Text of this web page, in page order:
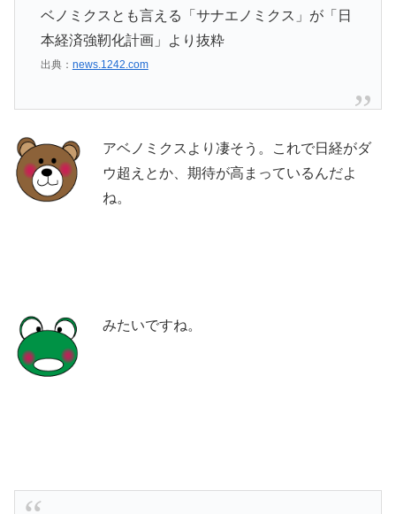
ベノミクスとも言える「サナエノミクス」が「日
本経済強靭化計画」より抜粋
出典： news.1242.com
アベノミクスより凄そう。これで日経がダ
ウ超えとか、期待が高まっているんだよ
ね。
みたいですね。